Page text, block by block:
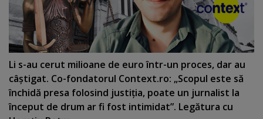
Li s-au cerut milioane de euro într-un proces, dar au
câştigat. Co-fondatorul Context.ro: „Scopul este să
închidă presa folosind justiţia, poate un jurnalist la
început de drum ar fi fost intimidat”. Legătura cu